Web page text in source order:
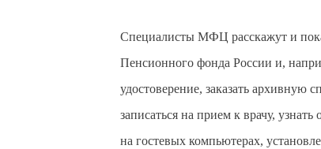
Специалисты МФЦ расскажут и
Пенсионного фонда России и,
удостоверение, заказать архивную
записаться на прием к врачу,
на гостевых компьютерах,